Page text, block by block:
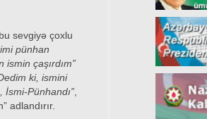
sevgiyə çoxlu
pünhan
çaşırdım”
ki, ismini
İsmi-Pünhandı”
adlandırır.